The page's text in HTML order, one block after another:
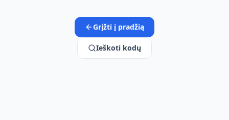
Grįžti į pradžią
Ieškoti kodų